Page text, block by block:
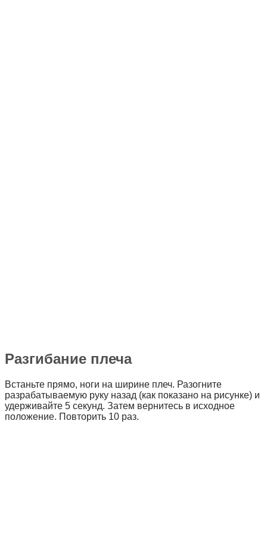
Разгибание плеча
Встаньте прямо, ноги на ширине плеч. Разогните
разрабатываемую руку назад (как показано на рисунке) и
удерживайте 5 секунд. Затем вернитесь в исходное
положение. Повторить 10 раз.